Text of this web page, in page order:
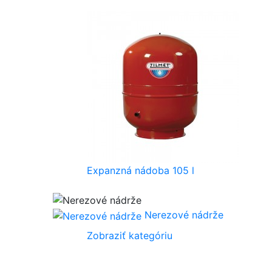
Expanzná nádoba 105 l
Nerezové nádrže
Zobraziť kategóriu